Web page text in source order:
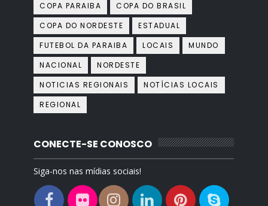
COPA PARAIBA
COPA DO BRASIL
COPA DO NORDESTE
ESTADUAL
FUTEBOL DA PARAIBA
LOCAIS
MUNDO
NACIONAL
NORDESTE
NOTICIAS REGIONAIS
NOTÍCIAS LOCAIS
REGIONAL
CONECTE-SE CONOSCO
Siga-nos nas mídias sociais!